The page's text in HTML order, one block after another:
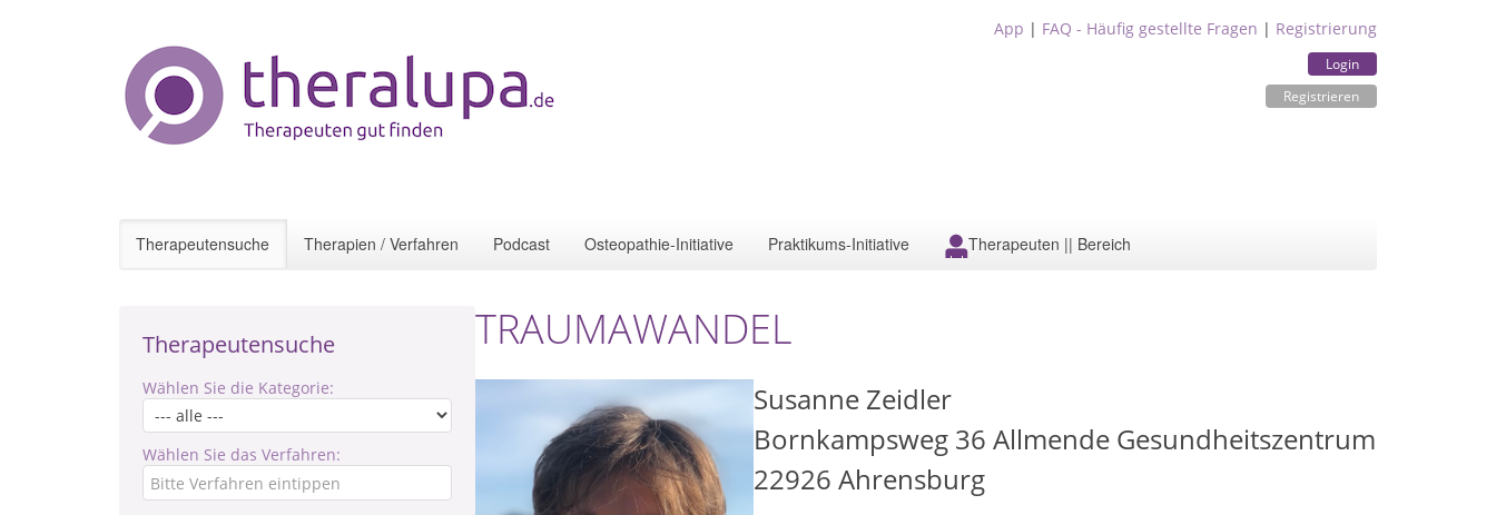
App | FAQ - Häufig gestellte Fragen | Registrierung
Login
Registrieren
Therapeutensuche Therapien / Verfahren Podcast Osteopathie-Initiative Praktikums-Initiative Therapeuten || Bereich
Therapeutensuche
Wählen Sie die Kategorie:
Wählen Sie das Verfahren:
TRAUMAWANDEL
Susanne Zeidler
Bornkampsweg 36 Allmende Gesundheitszentrum
22926 Ahrensburg